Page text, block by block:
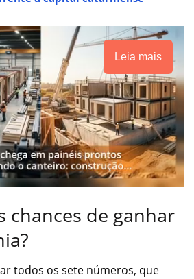
Leia mais
chances de ganhar
todos os sete números, que